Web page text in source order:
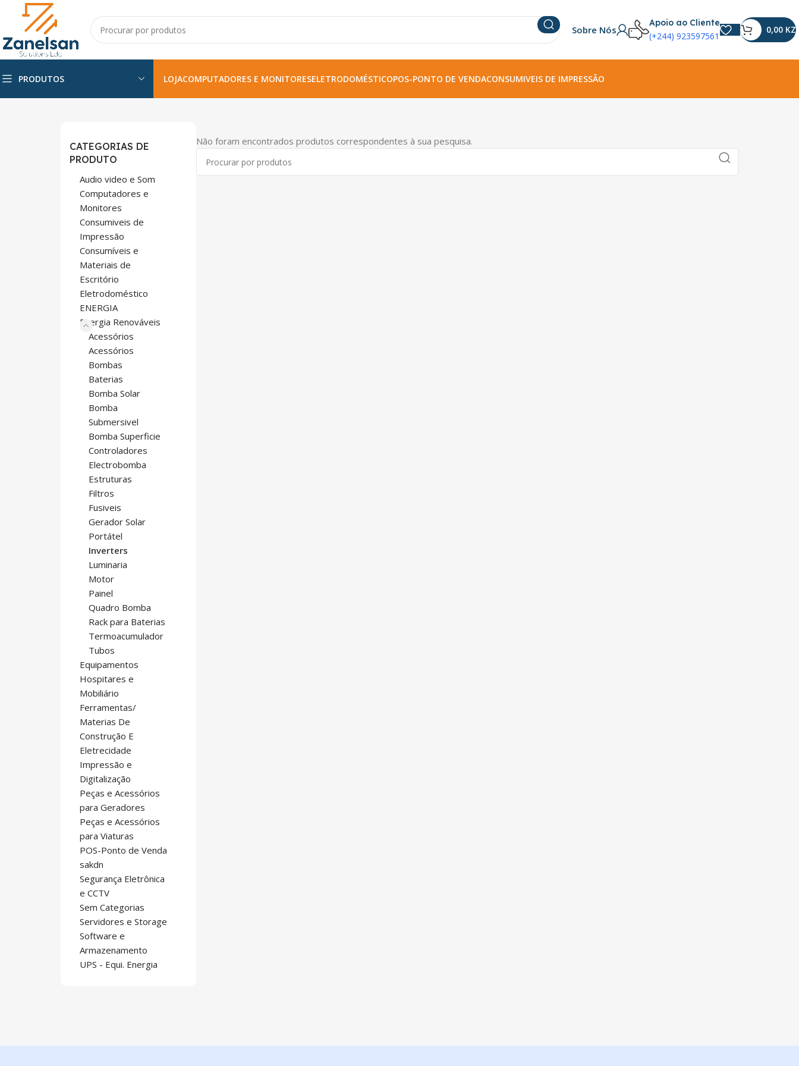
Sobre Nós
Apoio ao Cliente
(+244) 923597561
0,00 KZ
PRODUTOS LOJACOMPUTADORES E MONITORESELETRODOMÉSTICOPOS-PONTO DE VENDACONSUMIVEIS DE IMPRESSÃO
CATEGORIAS DE
PRODUTO
Audio video e Som
Computadores e
Monitores
Consumiveis de
Impressão
Consumíveis e
Materiais de
Escritório
Eletrodoméstico
ENERGIA
Energia Renováveis
Acessórios
Acessórios
Bombas
Baterias
Bomba Solar
Bomba
Submersivel
Bomba Superficie
Controladores
Electrobomba
Estruturas
Filtros
Fusiveis
Gerador Solar
Portátel
Inverters
Luminaria
Motor
Painel
Quadro Bomba
Rack para Baterias
Termoacumulador
Tubos
Equipamentos
Hospitares e
Mobiliário
Ferramentas/
Materias De
Construção E
Eletrecidade
Impressão e
Digitalização
Peças e Acessórios
para Geradores
Peças e Acessórios
para Viaturas
POS-Ponto de Venda
sakdn
Segurança Eletrônica
e CCTV
Sem Categorias
Servidores e Storage
Software e
Armazenamento
UPS - Equi. Energia
Não foram encontrados produtos correspondentes à sua pesquisa.